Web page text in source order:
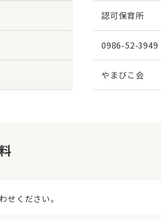
認可保育所
0986-52-3949
やまびこ会
せください。